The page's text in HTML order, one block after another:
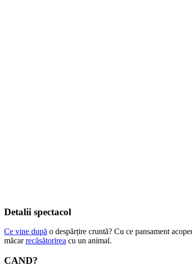
Detalii spectacol
Ce vine după o despărțire cruntă? Cu ce pansament
măcarrecăsătorirea cu un animal.
CAND?